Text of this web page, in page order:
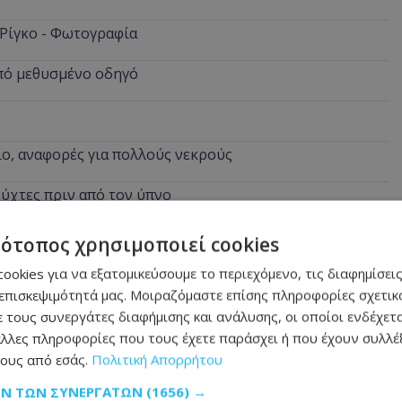
- Φωτογραφία
μεθυσμένο οδηγό
αναφορές για πολλούς νεκρούς
πριν από τον ύπνο
χρησιμοποιεί cookies
για να εξατομικεύσουμε το περιεχόμενο, τις
μας. Μοιραζόμαστε επίσης πληροφορίες
συνεργάτες διαφήμισης και ανάλυσης, οι οποίοι
πληροφορίες που τους έχετε παράσχει ή που έχουν
από εσάς. Πολιτική Απορρήτου
ΤΩΝ ΣΥΝΕΡΓΑΤΏΝ (1656) →